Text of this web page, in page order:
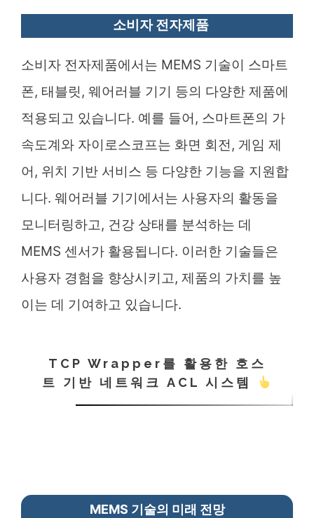
소비자 전자제품
소비자 전자제품에서는 MEMS 기술이 스마트
폰, 태블릿, 웨어러블 기기 등의 다양한 제품에
적용되고 있습니다. 예를 들어, 스마트폰의 가
속도계와 자이로스코프는 화면 회전, 게임 제
어, 위치 기반 서비스 등 다양한 기능을 지원합
니다. 웨어러블 기기에서는 사용자의 활동을
모니터링하고, 건강 상태를 분석하는 데
MEMS 센서가 활용됩니다. 이러한 기술들은
사용자 경험을 향상시키고, 제품의 가치를 높
이는 데 기여하고 있습니다.
TCP Wrapper를 활용한 호스
트 기반 네트워크 ACL 시스템
MEMS 기술의 미래 전망